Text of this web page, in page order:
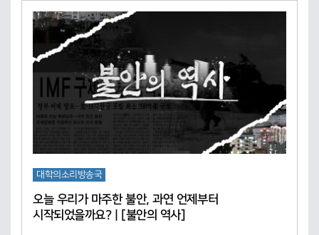
대학의소리방송국
오늘 우리가 마주한 불안, 과연 언제부터
시작되었을까요? | [불안의 역사]